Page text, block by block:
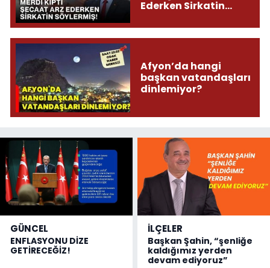
Ederken Sirkatin
Afyon’da hangi
başkan vatandaşları
dinlemiyor?
GÜNCEL
ENFLASYONU DİZE
GETİRECEĞİZ!
İLÇELER
Başkan Şahin, “şenliğe
kaldığımız yerden
devam ediyoruz”